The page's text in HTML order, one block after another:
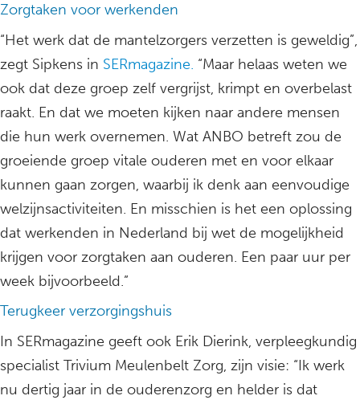
Zorgtaken voor werkenden
“Het werk dat de mantelzorgers verzetten is geweldig”,
zegt Sipkens in SERmagazine. “Maar helaas weten we
ook dat deze groep zelf vergrijst, krimpt en overbelast
raakt. En dat we moeten kijken naar andere mensen
die hun werk overnemen. Wat ANBO betreft zou de
groeiende groep vitale ouderen met en voor elkaar
kunnen gaan zorgen, waarbij ik denk aan eenvoudige
welzijnsactiviteiten. En misschien is het een oplossing
dat werkenden in Nederland bij wet de mogelijkheid
krijgen voor zorgtaken aan ouderen. Een paar uur per
week bijvoorbeeld.”
Terugkeer verzorgingshuis
In SERmagazine geeft ook Erik Dierink, verpleegkundig
specialist Trivium Meulenbelt Zorg, zijn visie: “Ik werk
nu dertig jaar in de ouderenzorg en helder is dat